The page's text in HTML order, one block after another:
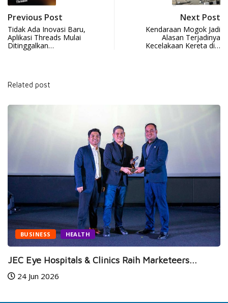
Previous Post
Tidak Ada Inovasi Baru,
Aplikasi Threads Mulai
Ditinggalkan…
Next Post
Kendaraan Mogok Jadi
Alasan Terjadinya
Kecelakaan Kereta di…
Related post
Clinics Raih Marketeers...
NEWS SPORTS
Jelang MotoGP
14 Jul 2026